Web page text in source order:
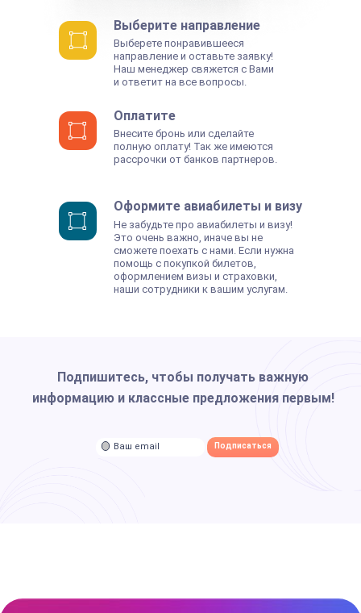
Выберите направление
Выберете понравившееся
направление и оставьте заявку!
Наш менеджер свяжется с Вами
и ответит на все вопросы.
Не забудьте про авиабилеты и визу!
Это очень важно, иначе вы не
сможете поехать с нами. Если нужна
помощь с покупкой билетов,
оформлением визы и страховки,
наши сотрудники к вашим услугам.
Оформите авиабилеты и визу
Внесите бронь или сделайте
полную оплату! Так же имеются
рассрочки от банков партнеров.
Оплатите
Ваш email Подписаться
Подпишитесь, чтобы получать важную
информацию и классные предложения первым!
ИП Cавин Святослав Валерьевич
ОГРНИП 319508100328009
ИНН 631231826433
Долгопрудный, Московская область ​141700
Бульвар имени Умберто Нобиле 1, Shera@labise.ru
Все права защищены
запрещена на территории РФ*